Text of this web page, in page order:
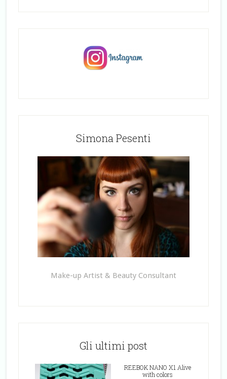
Simona Pesenti
Make-up Artist & Beauty Consultant
Gli ultimi post
REEBOK NANO X1 Alive
with colors